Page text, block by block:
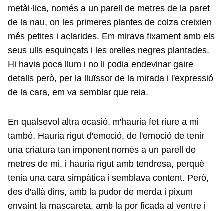
metàl·lica, només a un parell de metres de la paret
de la nau, on les primeres plantes de colza creixien
més petites i aclarides. Em mirava fixament amb els
seus ulls esquinçats i les orelles negres plantades.
Hi havia poca llum i no li podia endevinar gaire
detalls però, per la lluïssor de la mirada i l'expressió
de la cara, em va semblar que reia.
En qualsevol altra ocasió, m'hauria fet riure a mi
també. Hauria rigut d'emoció, de l'emoció de tenir
una criatura tan imponent només a un parell de
metres de mi, i hauria rigut amb tendresa, perquè
tenia una cara simpàtica i semblava content. Però,
des d'allà dins, amb la pudor de merda i pixum
envaint la mascareta, amb la por ficada al ventre i